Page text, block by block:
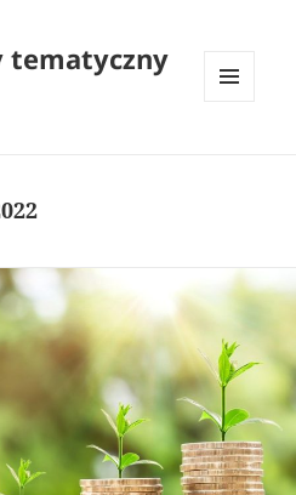
tematyczny